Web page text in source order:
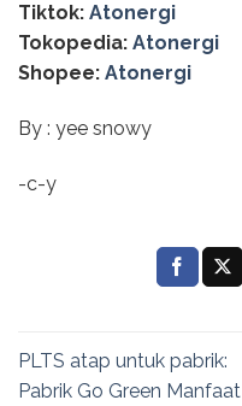
Tiktok: Atonergi
Tokopedia: Atonergi
Shopee: Atonergi
By : yee snowy
-c-y
PLTS atap untuk pabrik:
Pabrik Go Green Manfaat